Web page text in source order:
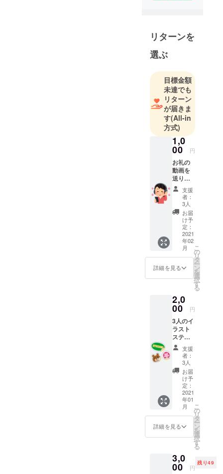
リターンを
選ぶ
目標金額
未達でも
リターン
が届きま
す(All-in
方式)
1,0
00 円
お礼の
動画を
送りま
す。 メ
ンバー
からの
お礼
メッ
セージ
動画 メ
ンバー
はラン
ダムに
なりま
す。
支援
者：
3人
お届
け予
定：
2021
年02
月
詳細を見る
こ
の
リ
タ
ー
ン
を
選
択
す
る
2,0
00 円
3人のイ
ラスト
ステッ
カー(限
定)と お
礼の動
画をお
送りし
ます。
支援
者：
3人
お届
け予
定：
2021
年01
月
詳細を見る
こ
の
リ
タ
ー
ン
を
選
択
す
る
3,0
00 円
残り49